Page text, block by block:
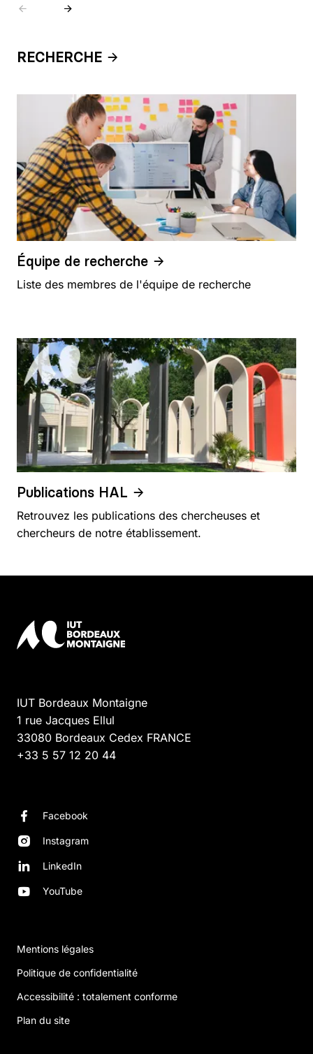
Aller à l'élément précédent
RECHERCHE
Équipe de recherche
Liste des membres de l'équipe de recherche
Publications HAL
Retrouvez les publications des chercheuses et
chercheurs de notre établissement.
IUT Bordeaux Montaigne
1 rue Jacques Ellul
33080 Bordeaux Cedex FRANCE
+33 5 57 12 20 44
Facebook
Instagram
LinkedIn
YouTube
Mentions légales
Politique de confidentialité
Accessibilité : totalement conforme
Plan du site